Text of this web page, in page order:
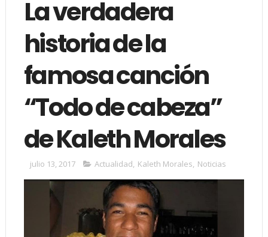
La verdadera
historia de la
famosa canción
“Todo de cabeza”
de Kaleth Morales
julio 13, 2017 Actualidad, Kaleth Morales, Noticias